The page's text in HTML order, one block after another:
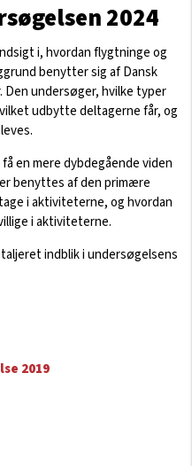
2024
i, hvordan flygtninge og
benytter sig af Dansk
undersøger, hvilke typer
udbytte deltagerne får, og
en mere dybdegående viden
benyttes af den primære
i aktiviteterne, og hvordan
i aktiviteterne.
indblik i undersøgelsens
2019